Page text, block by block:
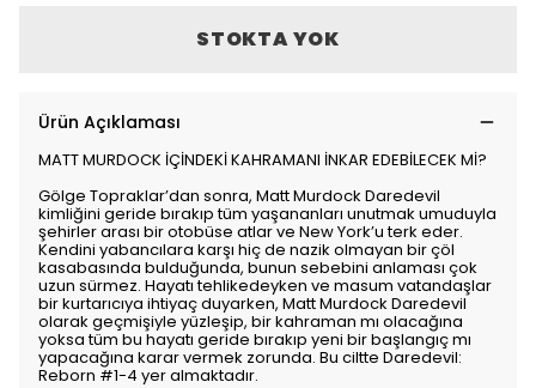
STOKTA YOK
Ürün Açıklaması
MATT MURDOCK İÇİNDEKİ KAHRAMANI İNKAR EDEBİLECEK Mİ?
Gölge Topraklar’dan sonra, Matt Murdock Daredevil
kimliğini geride bırakıp tüm yaşananları unutmak umuduyla
şehirler arası bir otobüse atlar ve New York’u terk eder.
Kendini yabancılara karşı hiç de nazik olmayan bir çöl
kasabasında bulduğunda, bunun sebebini anlaması çok
uzun sürmez. Hayatı tehlikedeyken ve masum vatandaşlar
bir kurtarıcıya ihtiyaç duyarken, Matt Murdock Daredevil
olarak geçmişiyle yüzleşip, bir kahraman mı olacağına
yoksa tüm bu hayatı geride bırakıp yeni bir başlangıç mı
yapacağına karar vermek zorunda. Bu ciltte Daredevil:
Reborn #1-4 yer almaktadır.